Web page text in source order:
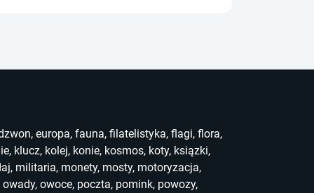
, europa, fauna, filatelistyka, flagi, flora,
, klucz, kolej, konie, kosmos, koty, ksiązki,
, militaria, monety, mosty, motoryzacja,
owady, owoce, poczta, pomink, powozy,